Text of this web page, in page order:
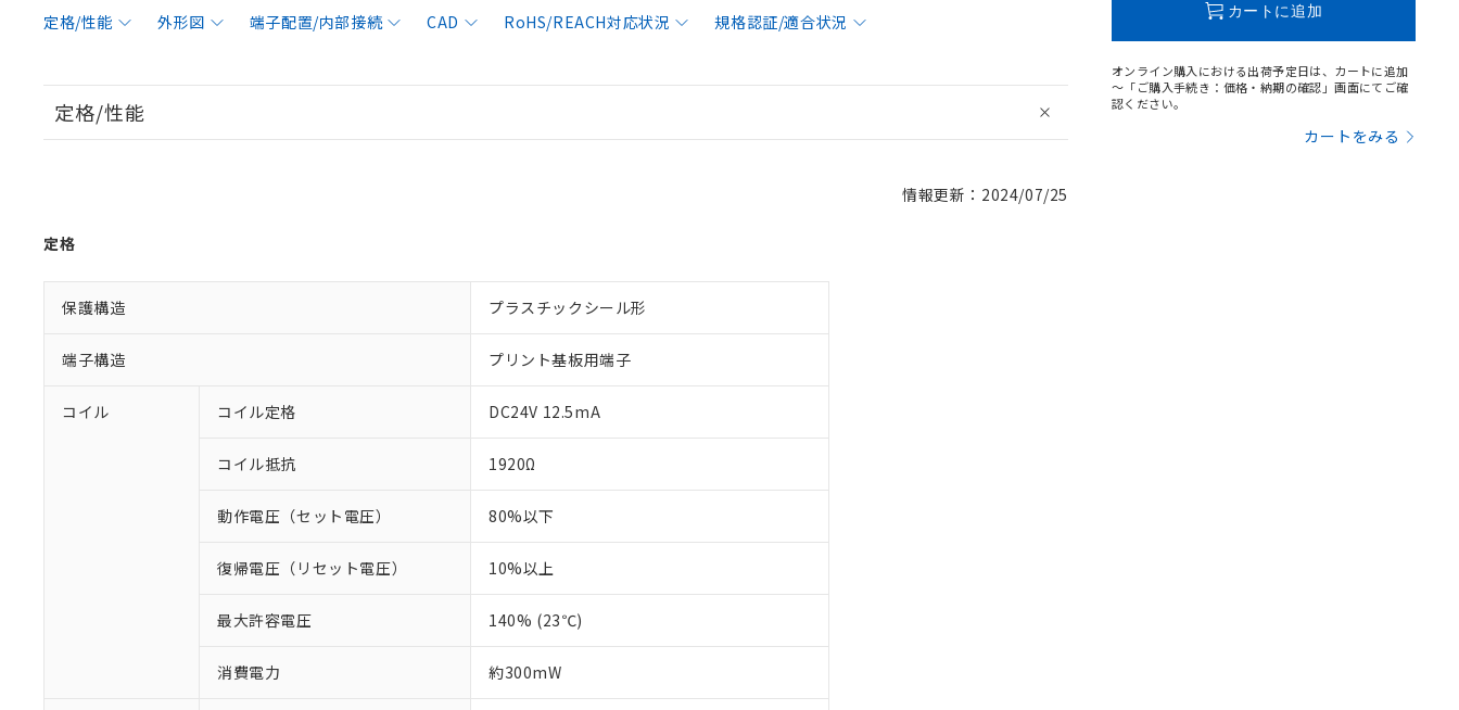
定格/性能 外形図 端子配置/内部接続 CAD RoHS/REACH対応状況 規格認証/適合状況
定格/性能
情報更新：2024/07/25
定格
保護構造 プラスチックシール形
端子構造 プリント基板用端子
コイル コイル定格 DC24V 12.5mA
コイル抵抗 1920Ω
動作電圧（セット電圧） 80%以下
復帰電圧（リセット電圧） 10%以上
最大許容電圧 140% (23℃)
消費電力 約300mW
カートに追加
オンライン購入における出荷予定日は、カートに追加
～「ご購入手続き：価格・納期の確認」画面にてご確
認ください。
カートをみる